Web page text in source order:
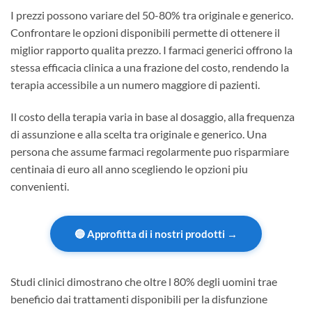
I prezzi possono variare del 50-80% tra originale e generico.
Confrontare le opzioni disponibili permette di ottenere il
miglior rapporto qualita prezzo. I farmaci generici offrono la
stessa efficacia clinica a una frazione del costo, rendendo la
terapia accessibile a un numero maggiore di pazienti.
Il costo della terapia varia in base al dosaggio, alla frequenza
di assunzione e alla scelta tra originale e generico. Una
persona che assume farmaci regolarmente puo risparmiare
centinaia di euro all anno scegliendo le opzioni piu
convenienti.
🔵 Approfitta di i nostri prodotti →
Studi clinici dimostrano che oltre l 80% degli uomini trae
beneficio dai trattamenti disponibili per la disfunzione